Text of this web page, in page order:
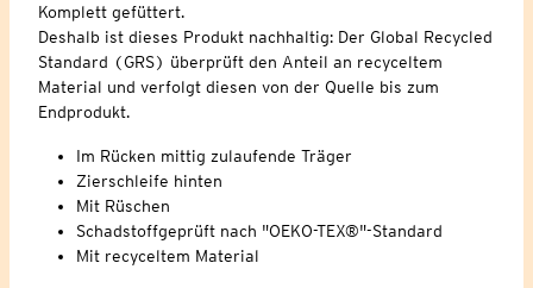
Komplett gefüttert.
Deshalb ist dieses Produkt nachhaltig: Der Global Recycled
Standard (GRS) überprüft den Anteil an recyceltem
Material und verfolgt diesen von der Quelle bis zum
Endprodukt.
Im Rücken mittig zulaufende Träger
Zierschleife hinten
Mit Rüschen
Schadstoffgeprüft nach "OEKO-TEX®"-Standard
Mit recyceltem Material